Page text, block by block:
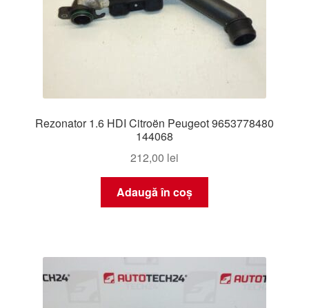
Rezonator 1.6 HDI Citroën Peugeot 9653778480
144068
212,00 lei
Adaugă în coș